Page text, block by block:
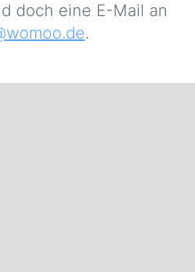
doch eine E-Mail an
.